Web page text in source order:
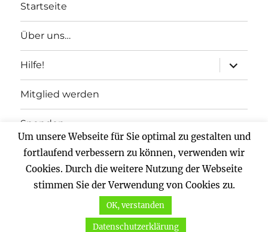
Startseite
Über uns…
Hilfe!
anzeigen
Mitglied werden
Spenden
Impressum
Datenschutz
Mit Stolz präsentiert von WordPress
Um unsere Webseite für Sie optimal zu gestalten und
fortlaufend verbessern zu können, verwenden wir
Cookies. Durch die weitere Nutzung der Webseite
stimmen Sie der Verwendung von Cookies zu.
OK, verstanden
Datenschutzerklärung